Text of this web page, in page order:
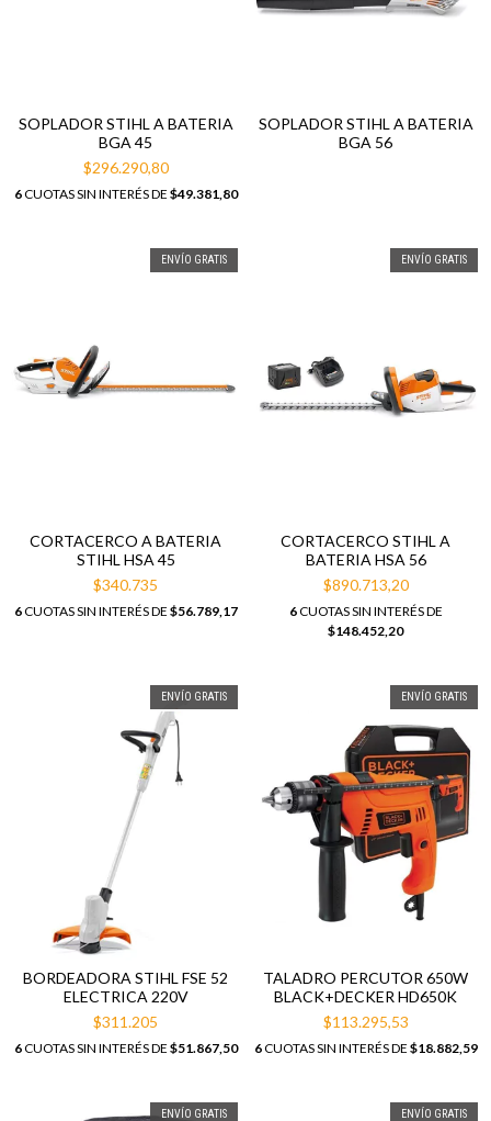
SOPLADOR STIHL A BATERIA
BGA 45
$296.290,80
6CUOTAS SIN INTERÉS DE $49.381,80
SOPLADOR STIHL A BATERIA
BGA 56
ENVÍO GRATIS
CORTACERCO A BATERIA
STIHL HSA 45
$340.735
6CUOTAS SIN INTERÉS DE $56.789,17
ENVÍO GRATIS
CORTACERCO STIHL A
BATERIA HSA 56
$890.713,20
6CUOTAS SIN INTERÉS DE
$148.452,20
ENVÍO GRATIS
BORDEADORA STIHL FSE 52
ELECTRICA 220V
$311.205
6CUOTAS SIN INTERÉS DE $51.867,50
ENVÍO GRATIS
TALADRO PERCUTOR 650W
BLACK+DECKER HD650K
$113.295,53
6CUOTAS SIN INTERÉS DE $18.882,59
ENVÍO GRATIS ENVÍO GRATIS